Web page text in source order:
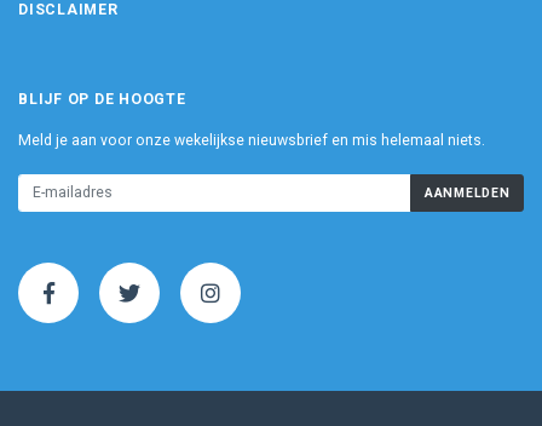
DISCLAIMER
BLIJF OP DE HOOGTE
Meld je aan voor onze wekelijkse nieuwsbrief en mis helemaal niets.
AANMELDEN